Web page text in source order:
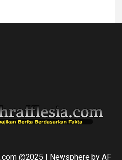
@2025 | Newsphereby AF